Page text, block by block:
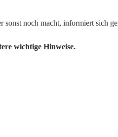
sonst noch macht, informiert sich
wichtige Hinweise.